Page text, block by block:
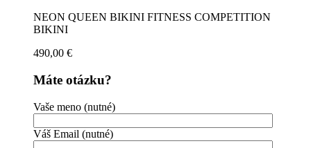
NEON QUEEN BIKINI FITNESS COMPETITION
BIKINI
490,00 €
Máte otázku?
Vaše meno (nutné)
Váš Email (nutné)